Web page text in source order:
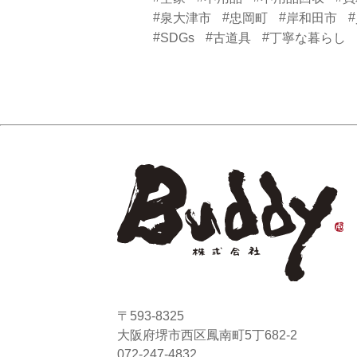
#泉大津市 #忠岡町 #岸和田市 #
#SDGs #古道具 #丁寧な暮らし
〒593-8325
大阪府堺市西区鳳南町5丁682-2
072-247-4832